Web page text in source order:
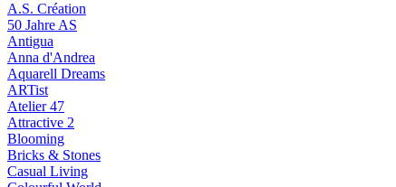
A.S. Création
50 Jahre AS
Antigua
Anna d'Andrea
Aquarell Dreams
ARTist
Atelier 47
Attractive 2
Blooming
Bricks & Stones
Casual Living